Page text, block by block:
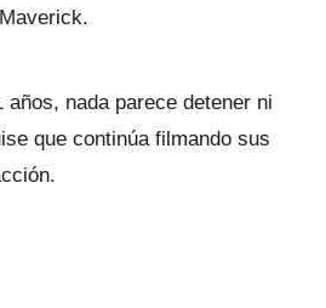
años, nada parece detener ni
que continúa filmando sus